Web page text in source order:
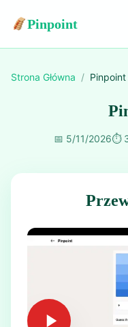
Pinpoint
Strona Główna /
📅 5/11/2026⏱️